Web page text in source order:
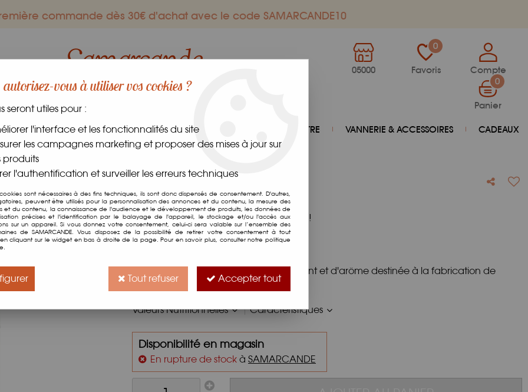
commande dès 30€ d'achat avec le code SAMARCANDE10
05000
0
Favoris Compte
0
Panier
GOURMANDS DANS LE MONDE FRAIS BIEN-ÊTRE VANNERIE & ACCESSOIRES CADEAUX
Sucre Barbe à Papa
Soyez le premier à donner votre avis !
5,90 €TTC
Préparation à base de sucre, de colorant et d'arôme destinée à la fabrication de
yaourts, gâteaux, meringues, etc...
Valeurs Nutritionnelles Caractéristiques
Disponibilité en magasin
En rupture de stock à SAMARCANDE
vous à utiliser vos cookies ?
seront utiles pour :
l'interface et les fonctionnalités du site
les campagnes marketing et proposer des mises à jour sur
produits
l'authentification et surveiller les erreurs techniques
sont nécessaires à des fins techniques, ils sont donc dispensés de consentement. D'autres,
peuvent être utilisés pour la personnalisation des annonces et du contenu, la mesure des
et du contenu, la connaissance de l'audience et le développement de produits, les données de
précises et l'identification par le balayage de l'appareil, le stockage et/ou l'accès aux
sur un appareil. Si vous donnez votre consentement, celui-ci sera valable sur l’ensemble des
de SAMARCANDE. Vous disposez de la possibilité de retirer votre consentement à tout
cliquant sur le widget en bas à droite de la page. Pour en savoir plus, consulter notre politique
Tout refuser Accepter tout